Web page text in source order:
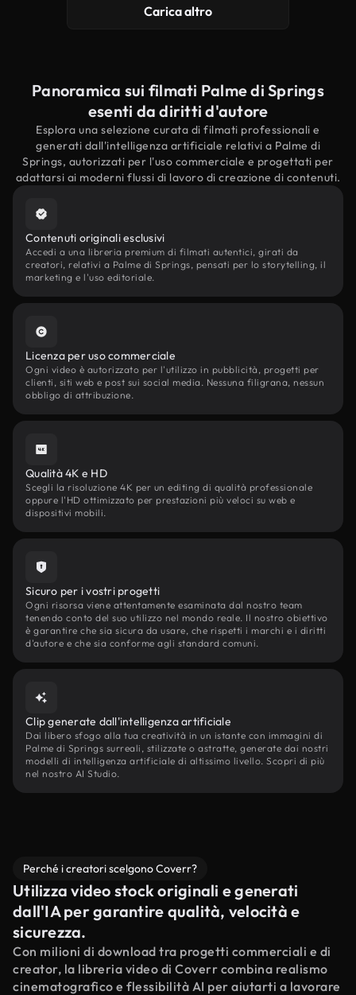
Carica altro
Panoramica sui filmati Palme di Springs
esenti da diritti d'autore
Esplora una selezione curata di filmati professionali e
generati dall'intelligenza artificiale relativi a Palme di
Springs, autorizzati per l'uso commerciale e progettati per
adattarsi ai moderni flussi di lavoro di creazione di contenuti.
Contenuti originali esclusivi
Accedi a una libreria premium di filmati autentici, girati da
creatori, relativi a Palme di Springs, pensati per lo storytelling, il
marketing e l'uso editoriale.
Licenza per uso commerciale
Ogni video è autorizzato per l'utilizzo in pubblicità, progetti per
clienti, siti web e post sui social media. Nessuna filigrana, nessun
obbligo di attribuzione.
Qualità 4K e HD
Scegli la risoluzione 4K per un editing di qualità professionale
oppure l'HD ottimizzato per prestazioni più veloci su web e
dispositivi mobili.
Sicuro per i vostri progetti
Ogni risorsa viene attentamente esaminata dal nostro team
tenendo conto del suo utilizzo nel mondo reale. Il nostro obiettivo
è garantire che sia sicura da usare, che rispetti i marchi e i diritti
d'autore e che sia conforme agli standard comuni.
Clip generate dall'intelligenza artificiale
Dai libero sfogo alla tua creatività in un istante con immagini di
Palme di Springs surreali, stilizzate o astratte, generate dai nostri
modelli di intelligenza artificiale di altissimo livello. Scopri di più
nel nostro AI Studio.
Perché i creatori scelgono Coverr?
Utilizza video stock originali e generati
dall'IA per garantire qualità, velocità e
sicurezza.
Con milioni di download tra progetti commerciali e di
creator, la libreria video di Coverr combina realismo
cinematografico e flessibilità AI per aiutarti a lavorare